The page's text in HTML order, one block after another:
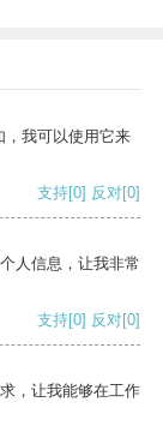
，我可以使用它来
支持[0] 反对[0]
人信息，让我非常
支持[0] 反对[0]
，让我能够在工作